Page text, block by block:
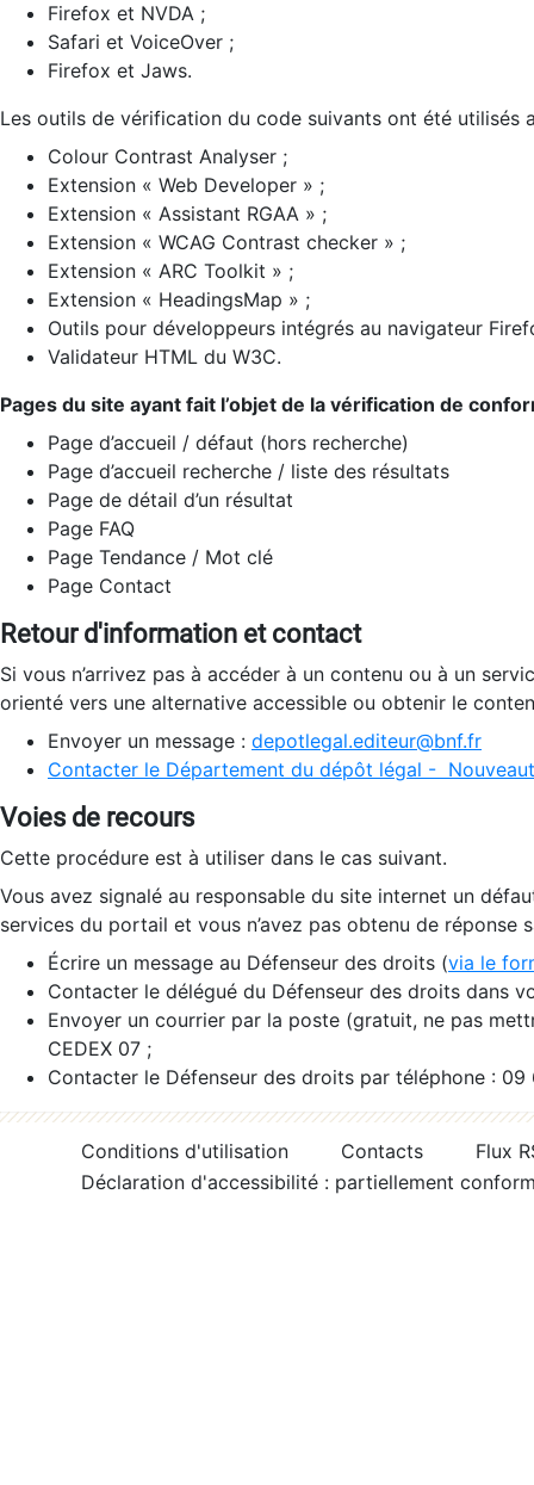
Firefox et NVDA ;
Safari et VoiceOver ;
Firefox et Jaws.
Les outils de vérification du code suivants ont été utilisés
Colour Contrast Analyser ;
Extension « Web Developer » ;
Extension « Assistant RGAA » ;
Extension « WCAG Contrast checker » ;
Extension « ARC Toolkit » ;
Extension « HeadingsMap » ;
Outils pour développeurs intégrés au navigateur
Validateur HTML du W3C.
Pages du site ayant fait l’objet de la vérification de
Page d’accueil / défaut (hors recherche)
Page d’accueil recherche / liste des résultats
Page de détail d’un résultat
Page FAQ
Page Tendance / Mot clé
Page Contact
Retour d'information et contact
Si vous n’arrivez pas à accéder à un contenu ou à un
orienté vers une alternative accessible ou obtenir le
Envoyer un message : depotlegal.editeur@bnf.fr
Contacter le Département du dépôt légal -
Voies de recours
Cette procédure est à utiliser dans le cas suivant.
Vous avez signalé au responsable du site internet un
services du portail et vous n’avez pas obtenu de réponse
Écrire un message au Défenseur des droits (via le
Contacter le délégué du Défenseur des droits dans
Envoyer un courrier par la poste (gratuit, ne pas
CEDEX 07 ;
Contacter le Défenseur des droits par téléphone :
Conditions d'utilisation Contacts
Flux
Déclaration d'accessibilité : partiellement